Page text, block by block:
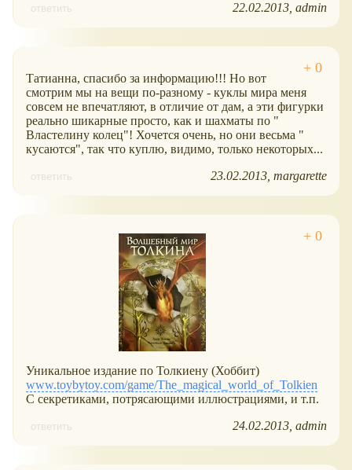
ответить 22.02.2013 admin
Татианна, спасибо за информацию!!! Но вот
смотрим мы на вещи по-разному - куклы мира меня
совсем не впечатляют, в отличие от дам, а эти фигурки
реально шикарные просто, как и шахматы по "
Властелину колец"! Хочется очень, но они весьма "
кусаются", так что куплю, видимо, только некоторых...
ответить 23.02.2013 margarette
Уникальное издание по Толкиену (Хоббит)
www.toybytoy.com/game/The_magical_world_of_Tolkien
С секретиками, потрясающими иллюстрациями, и т.п.
ответить 24.02.2013 admin